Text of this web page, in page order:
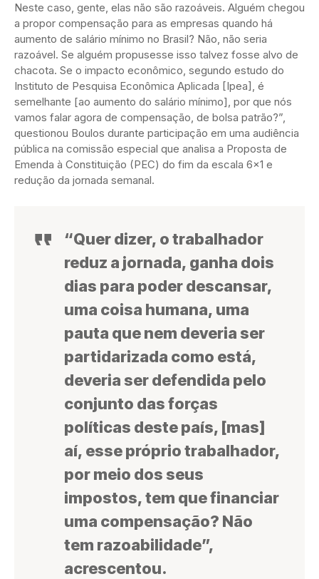
Neste caso, gente, elas não são razoáveis. Alguém chegou
a propor compensação para as empresas quando há
aumento de salário mínimo no Brasil? Não, não seria
razoável. Se alguém propusesse isso talvez fosse alvo de
chacota. Se o impacto econômico, segundo estudo do
Instituto de Pesquisa Econômica Aplicada [Ipea], é
semelhante [ao aumento do salário mínimo], por que nós
vamos falar agora de compensação, de bolsa patrão?”,
questionou Boulos durante participação em uma audiência
pública na comissão especial que analisa a Proposta de
Emenda à Constituição (PEC) do fim da escala 6×1 e
redução da jornada semanal.
“Quer dizer, o trabalhador
reduz a jornada, ganha dois
dias para poder descansar,
uma coisa humana, uma
pauta que nem deveria ser
partidarizada como está,
deveria ser defendida pelo
conjunto das forças
políticas deste país, [mas]
aí, esse próprio trabalhador,
por meio dos seus
impostos, tem que financiar
uma compensação? Não
tem razoabilidade”,
acrescentou.